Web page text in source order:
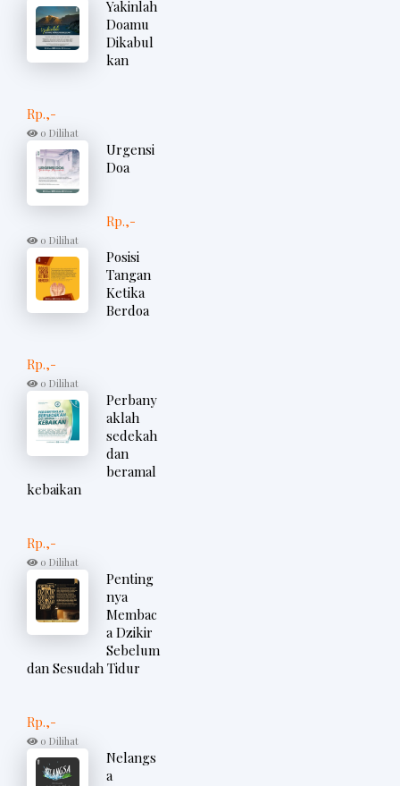
Yakinlah
Doamu
Dikabul
kan
Rp.,-
0 Dilihat
Urgensi
Doa
Rp.,-
0 Dilihat
Posisi
Tangan
Ketika
Berdoa
Rp.,-
0 Dilihat
Perbany
aklah
sedekah
dan
beramal
kebaikan
Rp.,-
0 Dilihat
Penting
nya
Membac
a Dzikir
Sebelum
dan Sesudah Tidur
Rp.,-
0 Dilihat
Nelangs
a